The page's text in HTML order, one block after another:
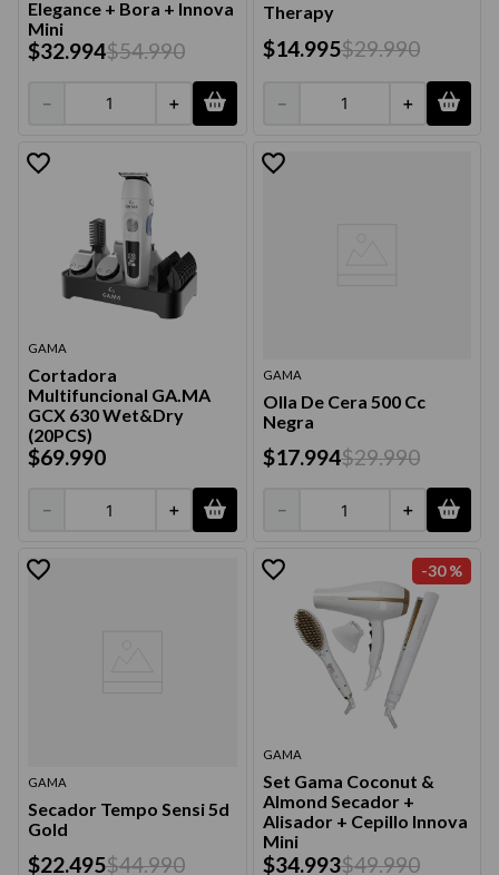
Elegance + Bora + Innova
Mini
$32.994$54.990
＋
－
Therapy
$14.995$29.990
＋
－
GAMA
Cortadora
Multifuncional GA.MA
GCX 630 Wet&Dry
(20PCS)
$69.990
＋
－
GAMA
Olla De Cera 500 Cc
Negra
$17.994$29.990
＋
－
GAMA
Secador Tempo Sensi 5d
Gold
$22.495$44.990
-30 %
GAMA
Set Gama Coconut &
Almond Secador +
Alisador + Cepillo Innova
Mini
$34.993$49.990